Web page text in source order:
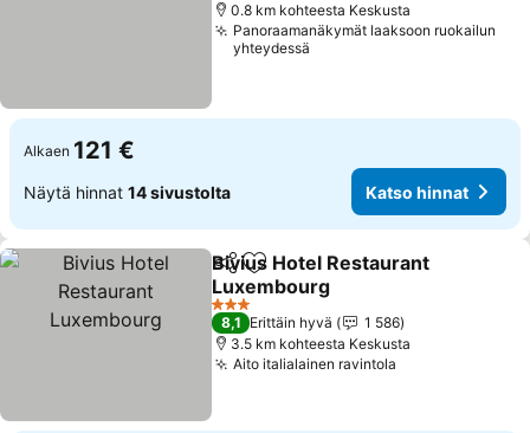
0.8 km kohteesta Keskusta
Panoraamanäkymät laaksoon ruokailun
yhteydessä
Alkaen 121 €
Näytä hinnat 14 sivustolta Katso hinnat
Jaa Lisää suosikkeihin
Bivius Hotel Restaurant
Luxembourg
Katso hinnat
3 Tähtiluokitus
8,1 Erittäin hyvä
1 586
3.5 km kohteesta Keskusta
Aito italialainen ravintola